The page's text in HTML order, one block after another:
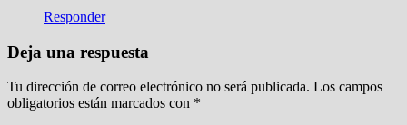
Responder
Deja una respuesta
Tu dirección de correo electrónico no será publicada. Los campos
obligatorios están marcados con *